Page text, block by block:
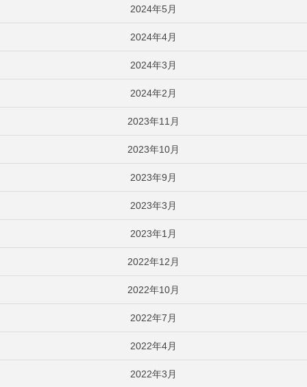
2024年5月
2024年4月
2024年3月
2024年2月
2023年11月
2023年10月
2023年9月
2023年3月
2023年1月
2022年12月
2022年10月
2022年7月
2022年4月
2022年3月